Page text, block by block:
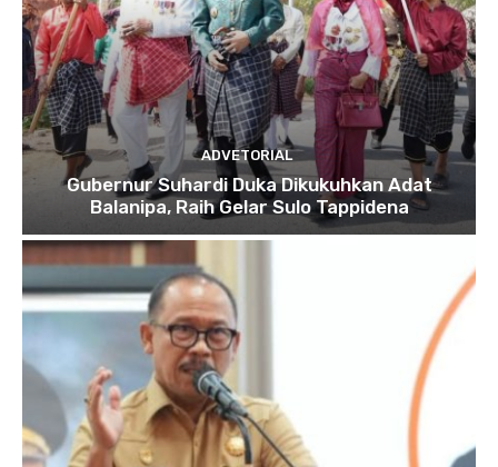
ADVETORIAL
Gubernur Suhardi Duka Dikukuhkan Adat
Balanipa, Raih Gelar Sulo Tappidena